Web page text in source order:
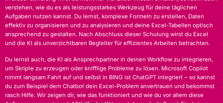
verstehen, wie du es als leistungsstarkes Werkzeug für deine täglichen
Aufgaben nutzen kannst. Du lernst, komplexe Formeln zu erstellen, Daten
effektiv zu organisieren und zu analysieren und deine Excel-Tabellen optisch
ansprechend zu gestalten. Nach Abschluss dieser Schulung wirst du Excel
und die KI als unverzichtbaren Begleiter für effizientes Arbeiten betrachten.
Du lernst auch, die KI als Ansprechpartner in deinen Workflow zu integrieren,
um Skripte zu erzeugen oder knifflige Probleme zu lösen. Microsoft Copilot
nimmt langsam Fahrt auf und selbst in BING ist ChatGPT integriert ‒ so kannst
du zum Beispiel dem Chatbot dein Excel-Problem anvertrauen und bekommst
rasch Hilfe. Wir zeigen dir, wie das funktioniert und wie du vor allem diese